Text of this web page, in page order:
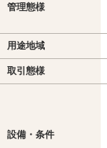
管理態様
用途地域
取引態様
設備・条件